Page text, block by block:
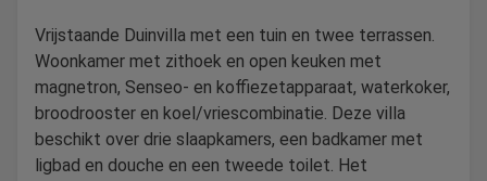
Vrijstaande Duinvilla met een tuin en twee terrassen.
Woonkamer met zithoek en open keuken met
magnetron, Senseo- en koffiezetapparaat, waterkoker,
broodrooster en koel/vriescombinatie. Deze villa
beschikt over drie slaapkamers, een badkamer met
ligbad en douche en een tweede toilet. Het